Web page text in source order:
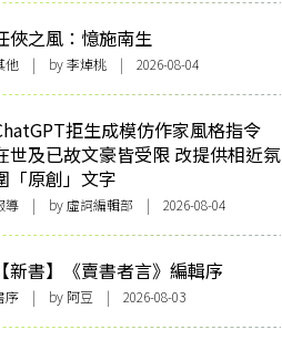
俠之風：憶施南生
他 | by 李焯桃 | 2026-08-04
拒生成模仿作家風格指令
世及已故文豪皆受限 改提供相近氛
「原創」文字
導 | by 虛詞編輯部 | 2026-08-04
【新書】《賣書者言》編輯序
序 | by 阿豆 | 2026-08-03